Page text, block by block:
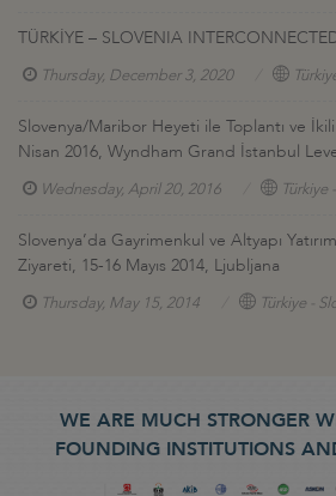
TÜRKİYE – SLOVENIA
Thursday, December 3, 2020
Slovenya/Maribor Heyeti ile Toplantı ve
Nisan 2016, Wyndham Grand İstanbul
Wednesday, April 20, 2016 Türkiye
Slovenya’da Gayrimenkul ve Altyapı
Ziyareti, 15-16 Mayıs 2014, Ljubljana
Thursday, May 15, 2014 Türkiye -
WE ARE MUCH STRONGER
FOUNDING INSTITUTIONS